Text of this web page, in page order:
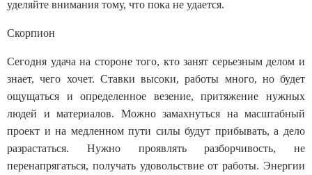
уделяйте внимания тому, что пока не удается.
Скорпион
Сегодня удача на стороне того, кто занят серьезным делом и
знает, чего хочет. Ставки высоки, работы много, но будет
ощущаться и определенное везение, притяжение нужных
людей и материалов. Можно замахнуться на масштабный
проект и на медленном пути силы будут прибывать, а дело
разрастаться. Нужно проявлять разборчивость, не
перенапрягаться, получать удовольствие от работы. Энергии